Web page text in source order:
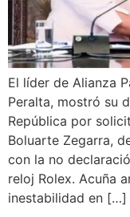
El líder de Alianza
Peralta, mostró su
República por
Boluarte Zegarra,
con la no
reloj Rolex. Acuña
inestabilidad en […]